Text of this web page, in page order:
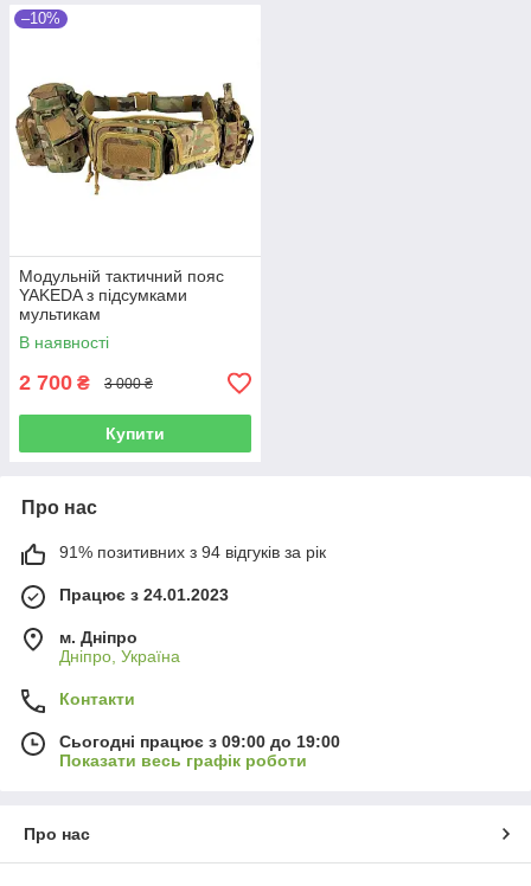
–10%
Модульній тактичний пояс
YAKEDA з підсумками
мультикам
В наявності
2 700 ₴ 3 000 ₴
Купити
Про нас
91% позитивних з 94 відгуків за рік
Працює з 24.01.2023
м. Дніпро
Дніпро, Україна
Контакти
Сьогодні працює з 09:00 до 19:00
Показати весь графік роботи
Про нас